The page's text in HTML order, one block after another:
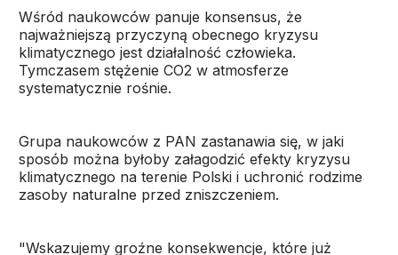
Wśród naukowców panuje konsensus, że
najważniejszą przyczyną obecnego kryzysu
klimatycznego jest działalność człowieka.
Tymczasem stężenie CO2 w atmosferze
systematycznie rośnie.
Grupa naukowców z PAN zastanawia się, w jaki
sposób można byłoby załagodzić efekty kryzysu
klimatycznego na terenie Polski i uchronić rodzime
zasoby naturalne przed zniszczeniem.
"Wskazujemy groźne konsekwencje, które już